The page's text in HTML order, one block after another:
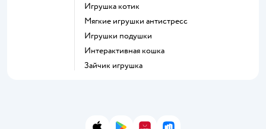
Игрушка котик
Мягкие игрушки антистресс
Игрушки подушки
Интерактивная кошка
Зайчик игрушка